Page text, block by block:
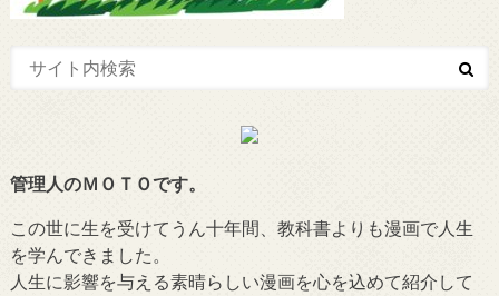
管理人のＭＯＴＯです。
この世に生を受けてうん十年間、教科書よりも漫画で人生
を学んできました。
人生に影響を与える素晴らしい漫画を心を込めて紹介して